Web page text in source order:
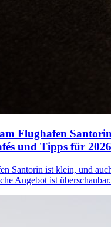
Flughafen
und Tipps für 2026
Santorin ist klein, und
Angebot ist